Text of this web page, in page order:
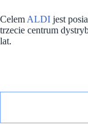
Celem ALDI jest
trzecie centrum
lat.